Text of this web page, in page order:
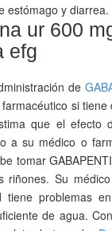
estómago y diarrea.
ur 600
efg
de
si
que el efecto
a su médico o
tomar
Su
problemas
de agua.